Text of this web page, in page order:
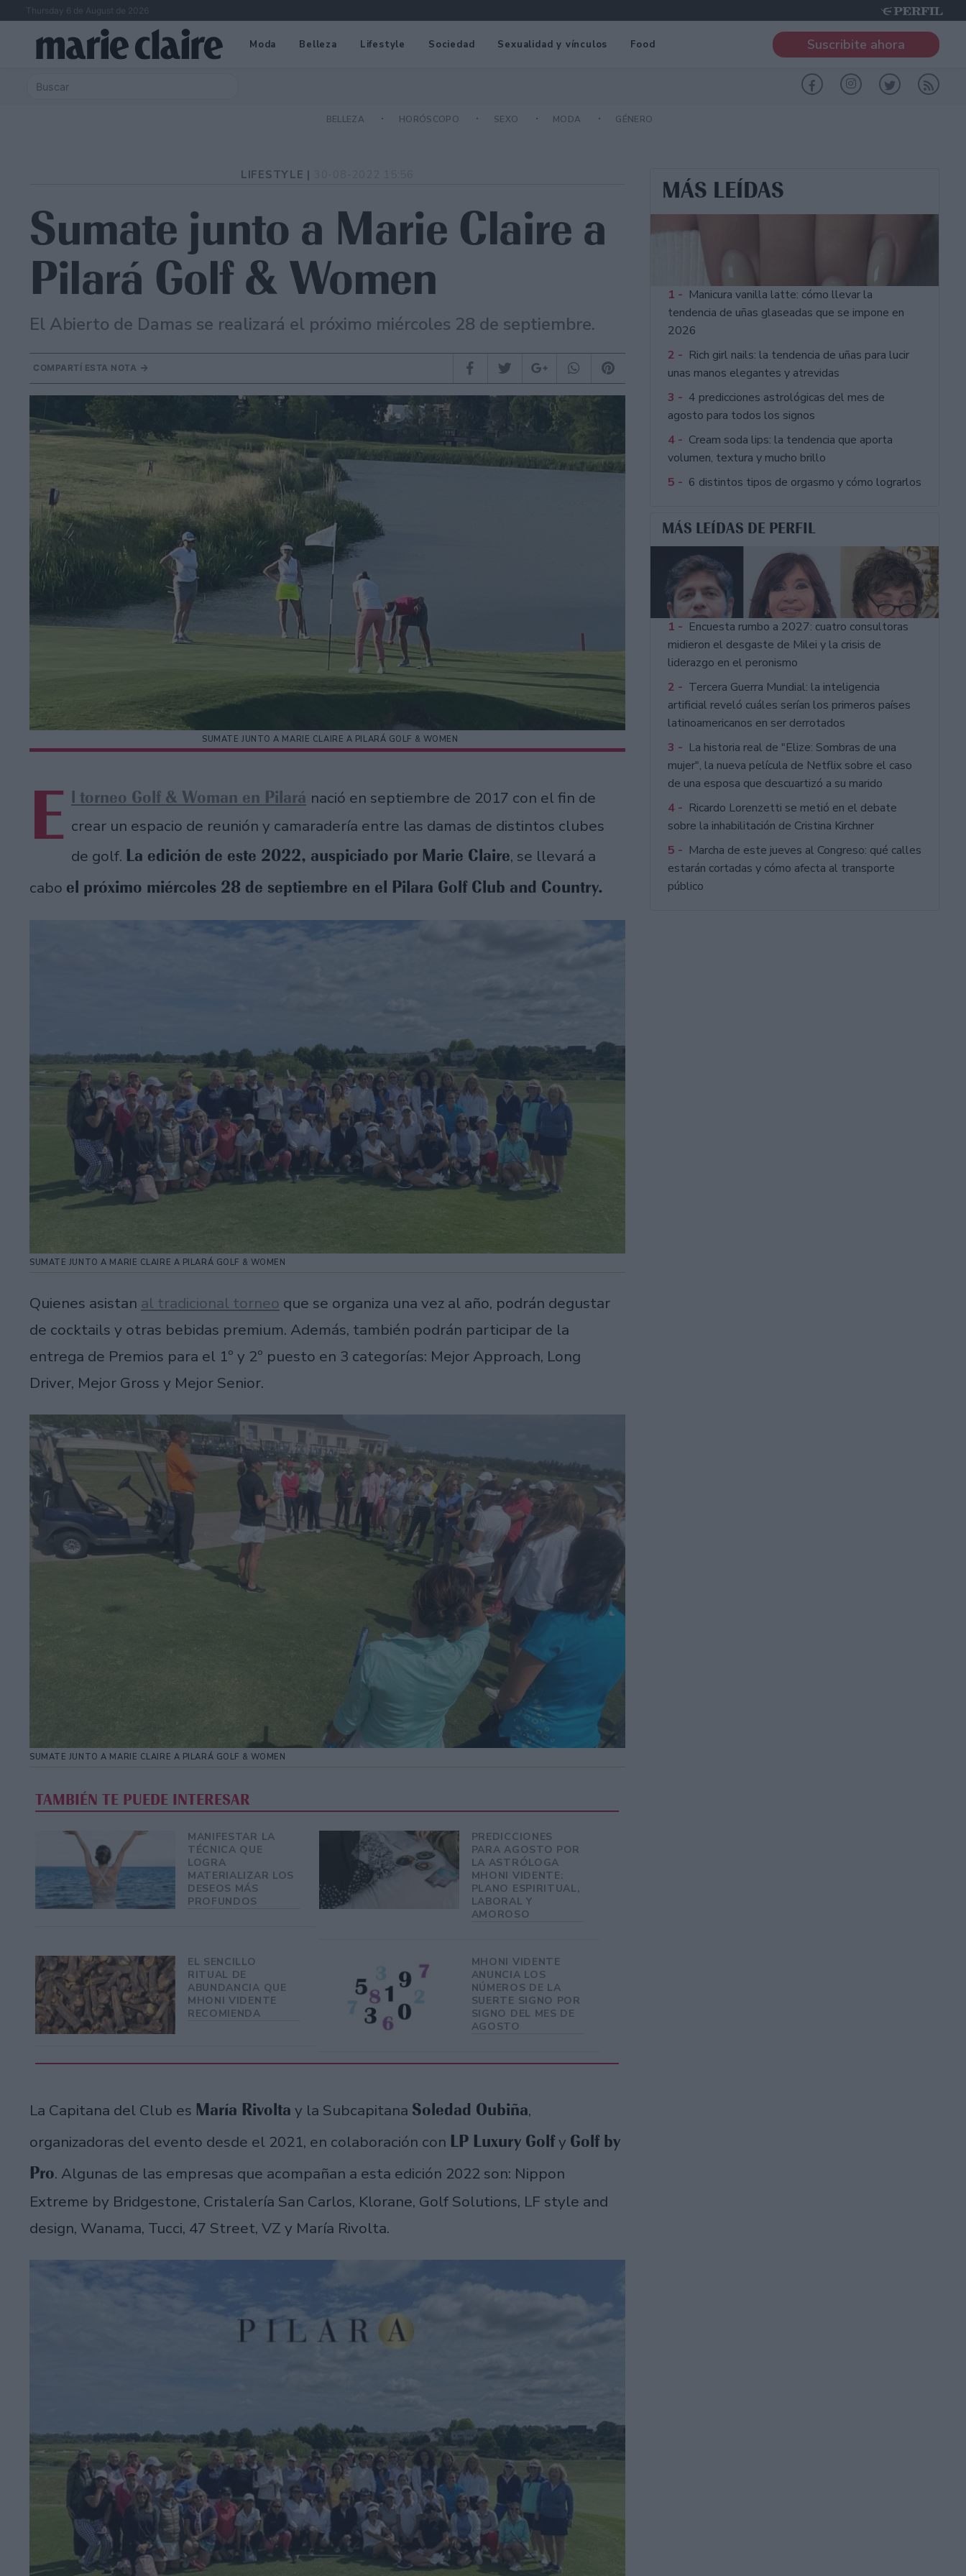
Thursday 6 de August de 2026
Moda Belleza Lifestyle Sociedad Sexualidad y vínculos Food Suscribite ahora
BELLEZA HORÓSCOPO SEXO MODA GÉNERO
LIFESTYLE |
Sumate junto a Marie Claire a
Pilará Golf & Women
El Abierto de Damas se realizará el próximo miércoles 28 de septiembre.
COMPARTÍ ESTA NOTA
SUMATE JUNTO A MARIE CLAIRE A PILARÁ GOLF & WOMEN
E l torneo Golf & Woman en Pilará nació en septiembre de 2017 con el fin de
crear un espacio de reunión y camaradería entre las damas de distintos clubes
de golf. La edición de este 2022, auspiciado por Marie Claire, se llevará a
cabo el próximo miércoles 28 de septiembre en el Pilara Golf Club and Country.
SUMATE JUNTO A MARIE CLAIRE A PILARÁ GOLF & WOMEN
Quienes asistan al tradicional torneo que se organiza una vez al año, podrán degustar
de cocktails y otras bebidas premium. Además, también podrán participar de la
entrega de Premios para el 1º y 2º puesto en 3 categorías: Mejor Approach, Long
Driver, Mejor Gross y Mejor Senior.
SUMATE JUNTO A MARIE CLAIRE A PILARÁ GOLF & WOMEN
TAMBIÉN TE PUEDE INTERESAR
MANIFESTAR LA
TÉCNICA QUE
LOGRA
MATERIALIZAR LOS
DESEOS MÁS
PROFUNDOS
PREDICCIONES
PARA AGOSTO POR
LA ASTRÓLOGA
MHONI VIDENTE:
PLANO ESPIRITUAL,
LABORAL Y
AMOROSO
EL SENCILLO
RITUAL DE
ABUNDANCIA QUE
MHONI VIDENTE
RECOMIENDA
MHONI VIDENTE
ANUNCIA LOS
NÚMEROS DE LA
SUERTE SIGNO POR
SIGNO DEL MES DE
AGOSTO
La Capitana del Club es María Rivolta y la Subcapitana Soledad Oubiña,
organizadoras del evento desde el 2021, en colaboración con LP Luxury Golfy Golf by
Pro. Algunas de las empresas que acompañan a esta edición 2022 son: Nippon
Extreme by Bridgestone, Cristalería San Carlos, Klorane, Golf Solutions, LF style and
design, Wanama, Tucci, 47 Street, VZ y María Rivolta.
MÁS LEÍDAS
1 - Manicura vanilla latte: cómo llevar la
tendencia de uñas glaseadas que se impone en
2026
2 - Rich girl nails: la tendencia de uñas para lucir
unas manos elegantes y atrevidas
3 - 4 predicciones astrológicas del mes de
agosto para todos los signos
4 - Cream soda lips: la tendencia que aporta
volumen, textura y mucho brillo
5 - 6 distintos tipos de orgasmo y cómo lograrlos
MÁS LEÍDAS DE PERFIL
1 - Encuesta rumbo a 2027: cuatro consultoras
midieron el desgaste de Milei y la crisis de
liderazgo en el peronismo
2 - Tercera Guerra Mundial: la inteligencia
artificial reveló cuáles serían los primeros países
latinoamericanos en ser derrotados
3 - La historia real de "Elize: Sombras de una
mujer", la nueva película de Netflix sobre el caso
de una esposa que descuartizó a su marido
4 - Ricardo Lorenzetti se metió en el debate
sobre la inhabilitación de Cristina Kirchner
5 - Marcha de este jueves al Congreso: qué calles
estarán cortadas y cómo afecta al transporte
público